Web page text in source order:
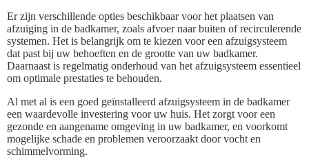
Er zijn verschillende opties beschikbaar voor het plaatsen van
afzuiging in de badkamer, zoals afvoer naar buiten of recirculerende
systemen. Het is belangrijk om te kiezen voor een afzuigsysteem
dat past bij uw behoeften en de grootte van uw badkamer.
Daarnaast is regelmatig onderhoud van het afzuigsysteem essentieel
om optimale prestaties te behouden.
Al met al is een goed geïnstalleerd afzuigsysteem in de badkamer
een waardevolle investering voor uw huis. Het zorgt voor een
gezonde en aangename omgeving in uw badkamer, en voorkomt
mogelijke schade en problemen veroorzaakt door vocht en
schimmelvorming.